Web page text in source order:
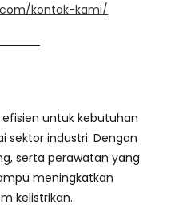
kontak-kami/
untuk kebutuhan
sektor industri. Dengan
serta perawatan yang
meningkatkan
kelistrikan.